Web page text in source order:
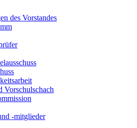
des Vorstandes
Vorschulschach
-mitglieder